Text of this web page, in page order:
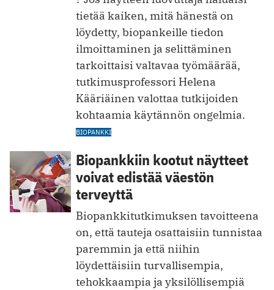
tietää kaiken, mitä hänestä on
löydetty, biopankeille tiedon
ilmoittaminen ja ­selittäminen
tarkoittaisi valtavaa työmäärää,
tutkimusprofessori Helena
Kääriäinen valottaa tutkijoiden
kohtaamia käytännön ongelmia.
BIOPANKKI
Biopankkiin kootut näytteet
voivat edistää väestön
terveyttä
Biopankkitutkimuksen tavoitteena
on, että tauteja osattaisiin tunnistaa
paremmin ja että niihin
löydettäisiin turvallisempia,
tehokkaampia ja yksilöllisempiä